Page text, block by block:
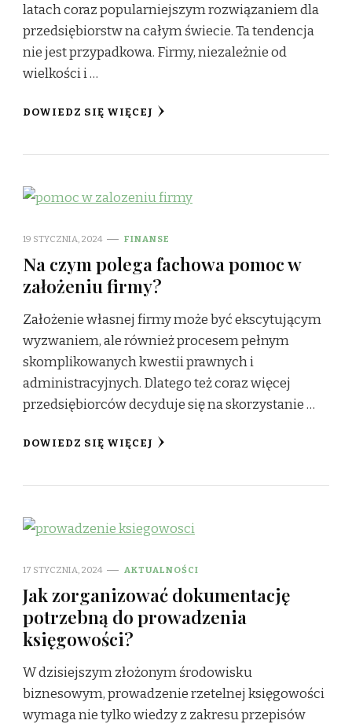
latach coraz popularniejszym rozwiązaniem dla
przedsiębiorstw na całym świecie. Ta tendencja
nie jest przypadkowa. Firmy, niezależnie od
wielkości i …
DOWIEDZ SIĘ WIĘCEJ
19 STYCZNIA, 2024 FINANSE
Na czym polega fachowa pomoc w
założeniu firmy?
Założenie własnej firmy może być ekscytującym
wyzwaniem, ale również procesem pełnym
skomplikowanych kwestii prawnych i
administracyjnych. Dlatego też coraz więcej
przedsiębiorców decyduje się na skorzystanie …
DOWIEDZ SIĘ WIĘCEJ
17 STYCZNIA, 2024 AKTUALNOŚCI
Jak zorganizować dokumentację
potrzebną do prowadzenia
księgowości?
W dzisiejszym złożonym środowisku
biznesowym, prowadzenie rzetelnej księgowości
wymaga nie tylko wiedzy z zakresu przepisów